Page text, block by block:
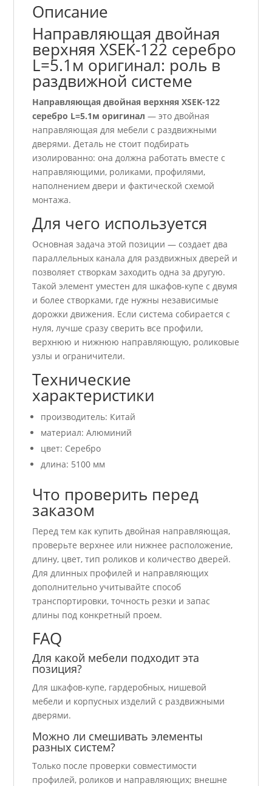
Описание
Направляющая двойная
верхняя ХSEK-122 серебро
L=5.1м оригинал: роль в
раздвижной системе
Направляющая двойная верхняя ХSEK-122
серебро L=5.1м оригинал — это двойная
направляющая для мебели с раздвижными
дверями. Деталь не стоит подбирать
изолированно: она должна работать вместе с
направляющими, роликами, профилями,
наполнением двери и фактической схемой
монтажа.
Для чего используется
Основная задача этой позиции — создает два
параллельных канала для раздвижных дверей и
позволяет створкам заходить одна за другую.
Такой элемент уместен для шкафов-купе с двумя
и более створками, где нужны независимые
дорожки движения. Если система собирается с
нуля, лучше сразу сверить все профили,
верхнюю и нижнюю направляющую, роликовые
узлы и ограничители.
Технические
характеристики
производитель: Китай
материал: Алюминий
цвет: Серебро
длина: 5100 мм
Что проверить перед
заказом
Перед тем как купить двойная направляющая,
проверьте верхнее или нижнее расположение,
длину, цвет, тип роликов и количество дверей.
Для длинных профилей и направляющих
дополнительно учитывайте способ
транспортировки, точность резки и запас
длины под конкретный проем.
FAQ
Для какой мебели подходит эта
позиция?
Для шкафов-купе, гардеробных, нишевой
мебели и корпусных изделий с раздвижными
дверями.
Можно ли смешивать элементы
разных систем?
Только после проверки совместимости
профилей, роликов и направляющих; внешне